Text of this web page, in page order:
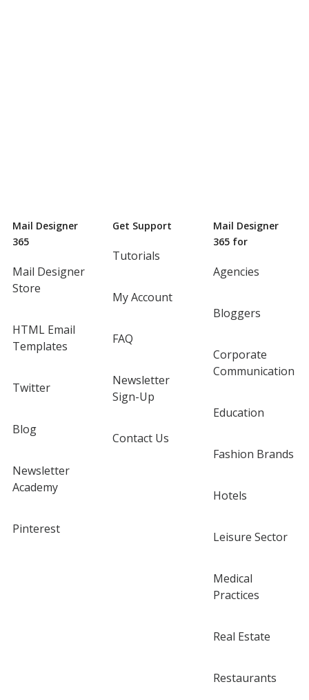
Mail Designer
365
Mail Designer
Store
HTML Email
Templates
Twitter
Blog
Newsletter
Academy
Pinterest
Get Support
Tutorials
My Account
FAQ
Newsletter
Sign-Up
Contact Us
Mail Designer
365 for
Agencies
Bloggers
Corporate
Communication
Education
Fashion Brands
Hotels
Leisure Sector
Medical
Practices
Real Estate
Restaurants